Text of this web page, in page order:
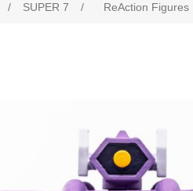
/ SUPER 7 / ReAction Figures